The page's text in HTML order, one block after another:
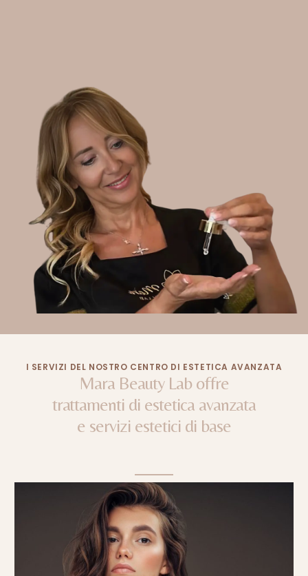
I SERVIZI DEL NOSTRO CENTRO DI ESTETICA AVANZATA
Mara Beauty Lab offre
trattamenti di estetica avanzata
e servizi estetici di base